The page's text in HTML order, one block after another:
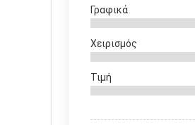
Γραφικά
Χειρισμός
Τιμή